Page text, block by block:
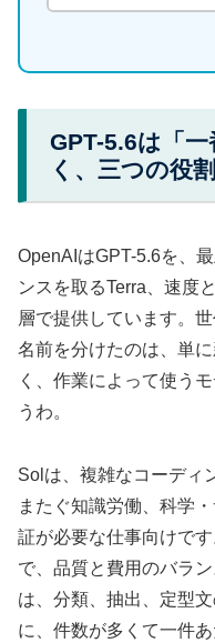
GPT-5.6は「
く、三つの役
OpenAIはGPT-5.6を、
ンスを取るTerra、速度
層で提供しています。
名前を分けたのは、単
く、作業によって使う
うわ。
Solは、複雑なコーディ
またぐ知識労働、科学
証が必要な仕事向けで
で、品質と費用のバラ
は、分類、抽出、定型
に、件数が多くて一件